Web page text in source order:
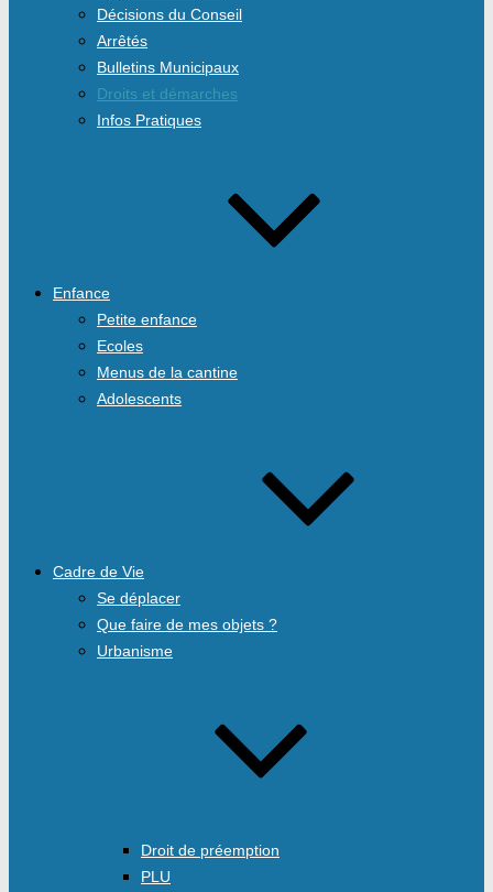
Décisions du Conseil
Arrêtés
Bulletins Municipaux
Droits et démarches
Infos Pratiques
Enfance
Petite enfance
Ecoles
Menus de la cantine
Adolescents
Cadre de Vie
Se déplacer
Que faire de mes objets ?
Urbanisme
Droit de préemption
PLU